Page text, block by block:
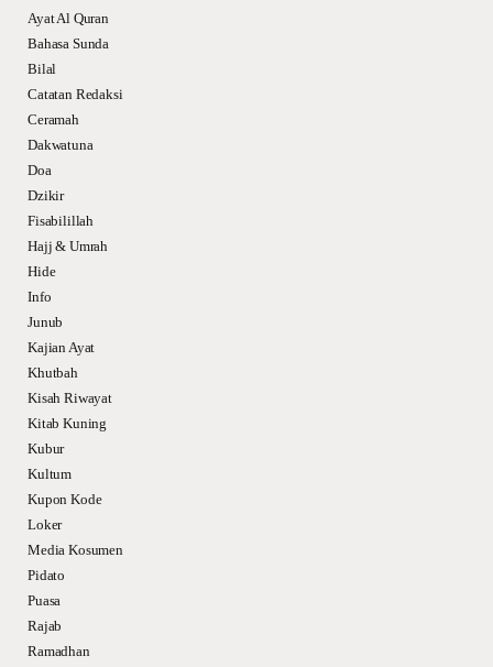
Ayat Al Quran
Bahasa Sunda
Bilal
Catatan Redaksi
Ceramah
Dakwatuna
Doa
Dzikir
Fisabilillah
Hajj & Umrah
Hide
Info
Junub
Kajian Ayat
Khutbah
Kisah Riwayat
Kitab Kuning
Kubur
Kultum
Kupon Kode
Loker
Media Kosumen
Pidato
Puasa
Rajab
Ramadhan